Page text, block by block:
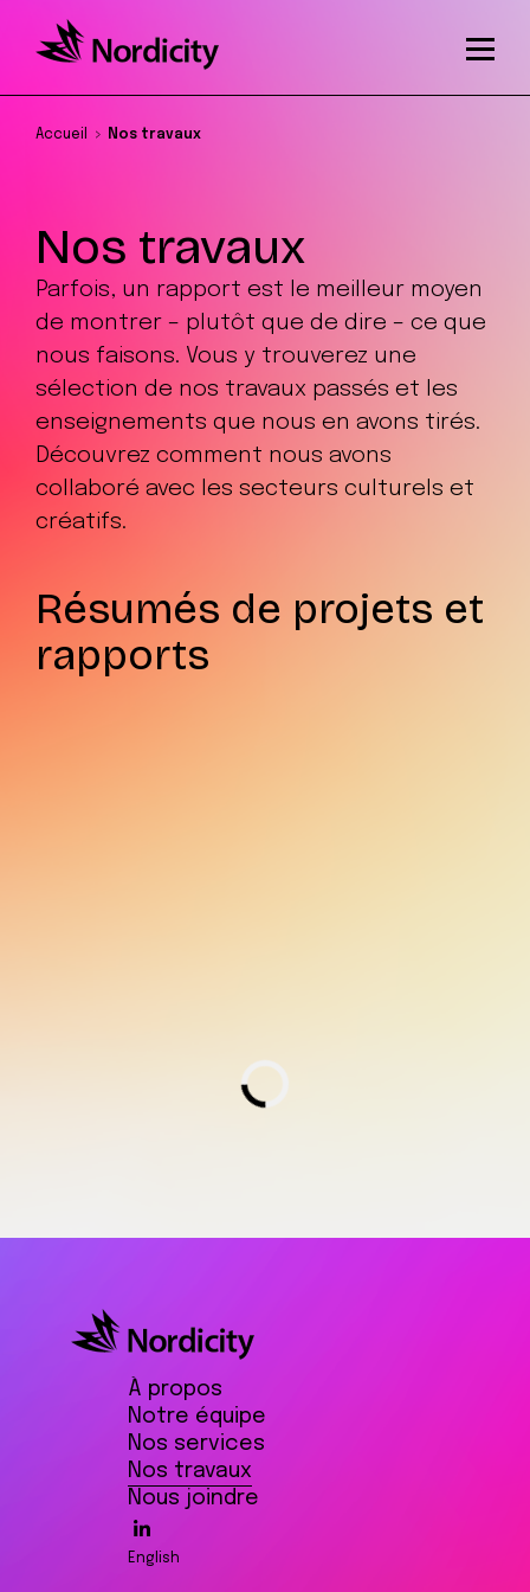
Accueil Nos travaux
Nos travaux
Parfois, un rapport est le meilleur moyen
de montrer – plutôt que de dire – ce que
nous faisons. Vous y trouverez une
sélection de nos travaux passés et les
enseignements que nous en avons tirés.
Découvrez comment nous avons
collaboré avec les secteurs culturels et
créatifs.
Résumés de projets et
rapports
À propos
Notre équipe
Nos services
Nos travaux
Nous joindre
English